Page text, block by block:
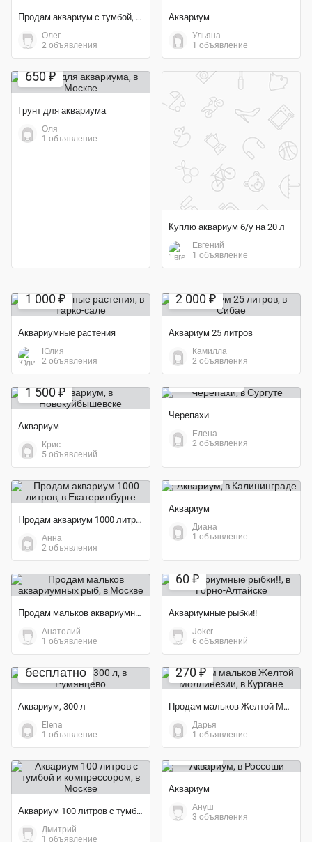
Продам аквариум с тумбой, и рыбками
Олег
2 объявления
Аквариум
Ульяна
1 объявление
650 ₽
Грунт для аквариума
Оля
1 объявление
Куплю аквариум б/у на 20 л
Евгений
1 объявление
1 000 ₽
Аквариумные растения
Юлия
2 объявления
2 000 ₽
Аквариум 25 литров
Камилла
2 объявления
1 500 ₽
Аквариум
Крис
5 объявлений
Черепахи
Елена
2 объявления
Продам аквариум 1000 литров
Анна
2 объявления
Аквариум
Диана
1 объявление
Продам мальков аквариумных рыб
Анатолий
1 объявление
60 ₽
Аквариумные рыбки!!
Joker
6 объявлений
бесплатно
Аквариум, 300 л
Elena
1 объявление
270 ₽
Продам мальков Желтой Моллинезии
Дарья
1 объявление
Аквариум 100 литров с тумбой и компрессором
Дмитрий
1 объявление
Экономия 50%
Аквариум
Ануш
3 объявления